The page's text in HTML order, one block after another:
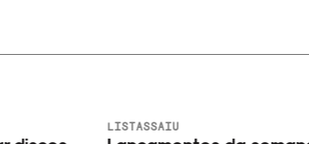
LISTASSAIU